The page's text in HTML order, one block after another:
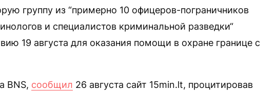
группу из “примерно 10 офицеров-пограничников
и специалистов криминальной разведки“
19 августа для оказания помощи в охране границе с
BNS, сообщил 26 августа сайт 15min.lt, процитировав